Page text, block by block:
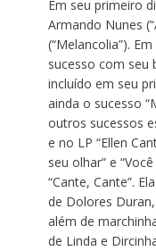
Em seu primeiro
Armando Nunes
(“Melancolia”).
sucesso com seu
incluído em seu
ainda o sucesso
outros sucessos
e no LP “Ellen
seu olhar” e
“Cante, Cante”.
de Dolores
além de
de Linda e